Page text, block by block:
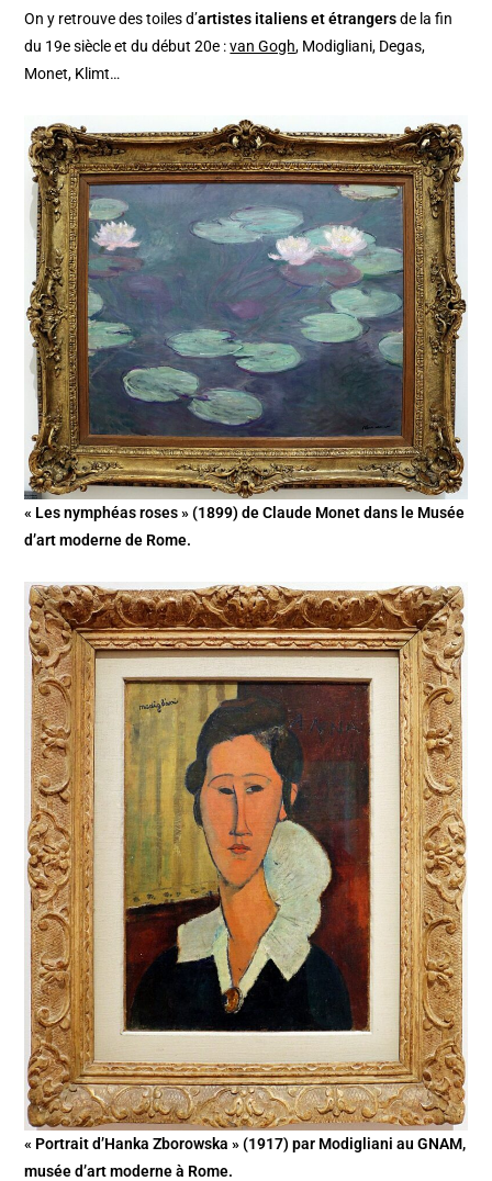
On y retrouve des toiles d’artistes italiens et étrangersde la fin
du 19e siècle et du début 20e :van Gogh, Modigliani, Degas,
Monet, Klimt…
« Les nymphéas roses » (1899) de Claude Monet dans le Musée
d’art moderne de Rome.
« Portrait d’Hanka Zborowska » (1917) par Modigliani au GNAM,
musée d’art moderne à Rome.